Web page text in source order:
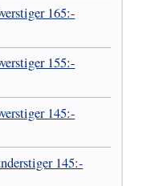
165:-
155:-
145:-
145:-